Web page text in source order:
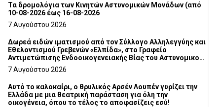
Τα δρομολόγια των Κινητών Αστυνομικών Μονάδων (από
10-08-2026 έως 16-08-2026
7 Αυγούστου 2026
Δωρεά ειδών ιματισμού από τον Σύλλογο Αλληλεγγύης και
Εθελοντισμού Γρεβενών «Ελπίδα», στο Γραφείο
Αντιμετώπισης Ενδοοικογενειακής Βίας του Αστυνομικού
Τμήματος Γρεβενών
7 Αυγούστου 2026
Αυτό το καλοκαίρι, ο θρυλικός Αρσέν Λουπέν γυρίζει την
Ελλάδα με μια θεατρική παράσταση για όλη την
οικογένεια, όπου το τέλος το αποφασίζεις εσύ!